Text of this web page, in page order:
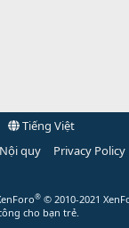
Tiếng Việt
quy Privacy Policy
® © 2010-2021
cho bạn trẻ.